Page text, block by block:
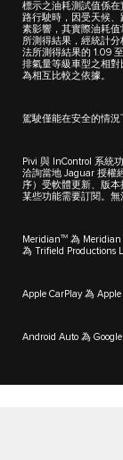
標示之油耗測試值係
路行駛時，因受天候
素影響，其實際油耗值
所測得結果，經統計
法所測得結果的 1.09
排氣量等級車型之相
為相互比較之依據。
駕駛僅能在安全的情況
Pivi 與 InControl 系統
洽詢當地 Jaguar 授權
序）受軟體更新、版
某些功能需要訂閱。無
MeridianTM 為 Meridian
為 Trifield Productions
Apple CarPlay 為
Android Auto 為 Google